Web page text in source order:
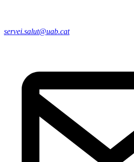
servei.salut@uab.cat